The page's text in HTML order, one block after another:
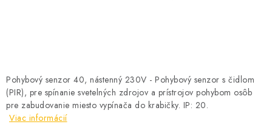
SVIETIDLÁ A SVETELNÉ ZDROJE
ÚLOŽNÝ MATERIÁL
Pohybový senzor 40, nástenný 230V - Pohybový senzor s čidlom
(PIR), pre spínanie svetelných zdrojov a prístrojov pohybom osôb
pre zabudovanie miesto vypínača do krabičky. IP: 20.
Viac informácií